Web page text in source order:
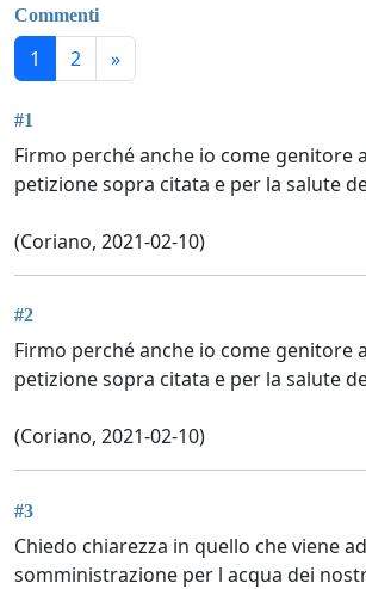
Commenti
1 2 »
#1
Firmo perché anche io come genitore
petizione sopra citata e per la salute
(Coriano, 2021-02-10)
#2
Firmo perché anche io come genitore
petizione sopra citata e per la salute
(Coriano, 2021-02-10)
#3
Chiedo chiarezza in quello che viene
somministrazione per l acqua dei